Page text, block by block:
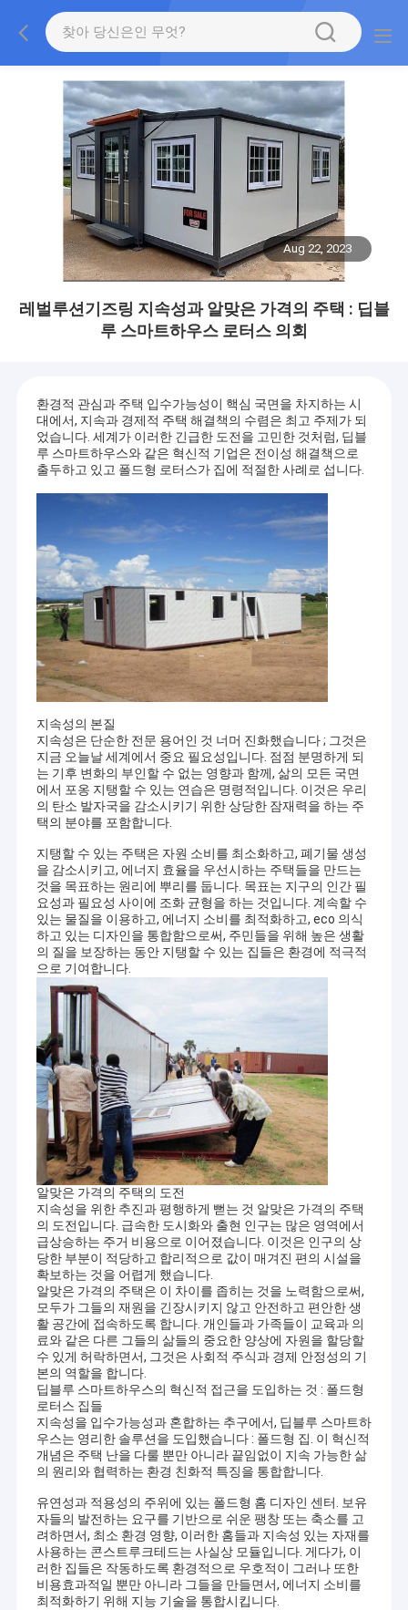
Aug 22, 2023
레벌루션기즈링 지속성과 알맞은 가격의 주택 : 딥블
루 스마트하우스 로터스 의회
환경적 관심과 주택 입수가능성이 핵심 국면을 차지하는 시
대에서, 지속과 경제적 주택 해결책의 수렴은 최고 주제가 되
었습니다. 세계가 이러한 긴급한 도전을 고민한 것처럼, 딥블
루 스마트하우스와 같은 혁신적 기업은 전이성 해결책으로
출두하고 있고 폴드형 로터스가 집에 적절한 사례로 섭니다.
지속성의 본질
지속성은 단순한 전문 용어인 것 너머 진화했습니다 ; 그것은
지금 오늘날 세계에서 중요 필요성입니다. 점점 분명하게 되
는 기후 변화의 부인할 수 없는 영향과 함께, 삶의 모든 국면
에서 포옹 지탱할 수 있는 연습은 명령적입니다. 이것은 우리
의 탄소 발자국을 감소시키기 위한 상당한 잠재력을 하는 주
택의 분야를 포함합니다.
지탱할 수 있는 주택은 자원 소비를 최소화하고, 폐기물 생성
을 감소시키고, 에너지 효율을 우선시하는 주택들을 만드는
것을 목표하는 원리에 뿌리를 둡니다. 목표는 지구의 인간 필
요성과 필요성 사이에 조화 균형을 하는 것입니다. 계속할 수
있는 물질을 이용하고, 에너지 소비를 최적화하고, eco 의식
하고 있는 디자인을 통합함으로써, 주민들을 위해 높은 생활
의 질을 보장하는 동안 지탱할 수 있는 집들은 환경에 적극적
으로 기여합니다.
알맞은 가격의 주택의 도전
지속성을 위한 추진과 평행하게 뻗는 것 알맞은 가격의 주택
의 도전입니다. 급속한 도시화와 출현 인구는 많은 영역에서
급상승하는 주거 비용으로 이어졌습니다. 이것은 인구의 상
당한 부분이 적당하고 합리적으로 값이 매겨진 편의 시설을
확보하는 것을 어렵게 했습니다.
알맞은 가격의 주택은 이 차이를 좁히는 것을 노력함으로써,
모두가 그들의 재원을 긴장시키지 않고 안전하고 편안한 생
활 공간에 접속하도록 합니다. 개인들과 가족들이 교육과 의
료와 같은 다른 그들의 삶들의 중요한 양상에 자원을 할당할
수 있게 허락하면서, 그것은 사회적 주식과 경제 안정성의 기
본의 역할을 합니다.
딥블루 스마트하우스의 혁신적 접근을 도입하는 것 : 폴드형
로터스 집들
지속성을 입수가능성과 혼합하는 추구에서, 딥블루 스마트하
우스는 영리한 솔루션을 도입했습니다 : 폴드형 집. 이 혁신적
개념은 주택 난을 다룰 뿐만 아니라 끝임없이 지속 가능한 삶
의 원리와 협력하는 환경 친화적 특징을 통합합니다.
유연성과 적용성의 주위에 있는 폴드형 홈 디자인 센터. 보유
자들의 발전하는 요구를 기반으로 쉬운 팽창 또는 축소를 고
려하면서, 최소 환경 영향, 이러한 홈들과 지속성 있는 자재를
사용하는 콘스트루크테드는 사실상 모듈입니다. 게다가, 이
러한 집들은 작동하도록 환경적으로 우호적이 그러나 또한
비용효과적일 뿐만 아니라 그들을 만들면서, 에너지 소비를
최적화하기 위해 지능 기술을 통합시킵니다.